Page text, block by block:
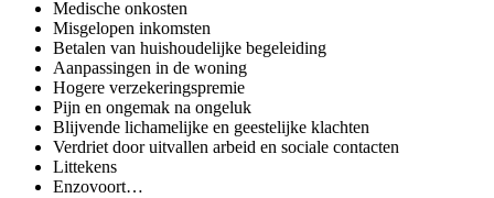
Medische onkosten
Misgelopen inkomsten
Betalen van huishoudelijke begeleiding
Aanpassingen in de woning
Hogere verzekeringspremie
Pijn en ongemak na ongeluk
Blijvende lichamelijke en geestelijke klachten
Verdriet door uitvallen arbeid en sociale contacten
Littekens
Enzovoort…